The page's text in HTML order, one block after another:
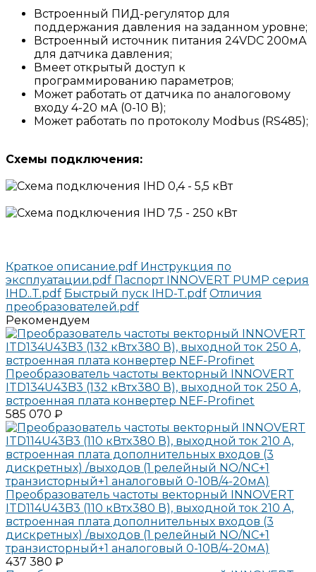
Встроенный ПИД-регулятор для
поддержания давления на заданном уровне;
Встроенный источник питания 24VDC 200мА
для датчика давления;
Вмеет открытый доступ к
программированию параметров;
Может работать от датчика по аналоговому
входу 4-20 мА (0-10 В);
Может работать по протоколу Modbus (RS485);
Схемы подключения:
Краткое описание.pdf Инструкция по
эксплуатации.pdf Паспорт INNOVERT PUMP серия
IHD..T.pdf Быстрый пуск IHD-T.pdf Отличия
преобразователей.pdf
Рекомендуем
Преобразователь частоты векторный INNOVERT
ITD134U43B3 (132 кВтx380 В), выходной ток 250 А,
встроенная плата конвертер NEF-Profinet
585 070 ₽
Преобразователь частоты векторный INNOVERT
ITD114U43B3 (110 кВтx380 В), выходной ток 210 А,
встроенная плата дополнительных входов (3
дискретных) /выходов (1 релейный NO/NC+1
транзисторный+1 аналоговый 0-10В/4-20мА)
437 380 ₽